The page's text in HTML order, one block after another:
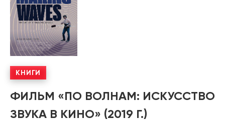
КНИГИ
ФИЛЬМ «ПО ВОЛНАМ: ИСКУССТВО
ЗВУКА В КИНО» (2019 Г.)